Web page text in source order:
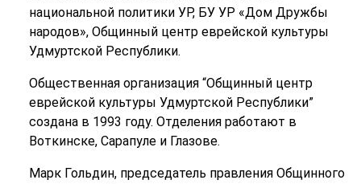
национальной политики УР, БУ УР «Дом Дружбы
народов», Общинный центр еврейской культуры
Удмуртской Республики.
Общественная организация “Общинный центр
еврейской культуры Удмуртской Республики”
создана в 1993 году. Отделения работают в
Воткинске, Сарапуле и Глазове.
Марк Гольдин, председатель правления Общинного